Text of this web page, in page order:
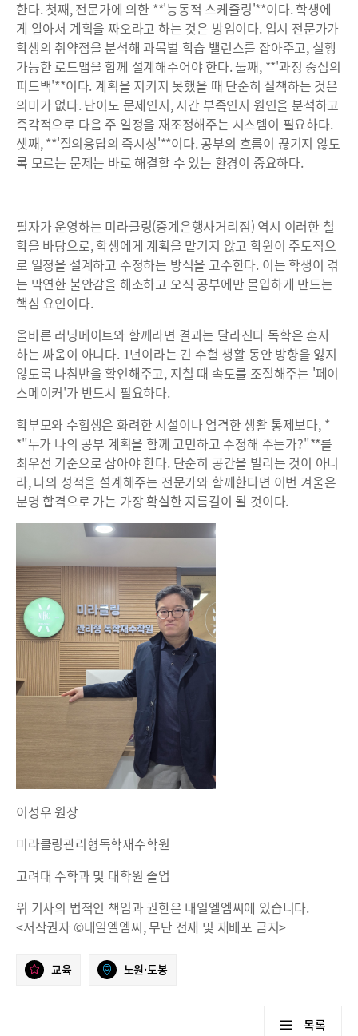
한다. 첫째, 전문가에 의한 **'능동적 스케줄링'**이다. 학생에
게 알아서 계획을 짜오라고 하는 것은 방임이다. 입시 전문가가
학생의 취약점을 분석해 과목별 학습 밸런스를 잡아주고, 실행
가능한 로드맵을 함께 설계해주어야 한다. 둘째, **'과정 중심의
피드백'**이다. 계획을 지키지 못했을 때 단순히 질책하는 것은
의미가 없다. 난이도 문제인지, 시간 부족인지 원인을 분석하고
즉각적으로 다음 주 일정을 재조정해주는 시스템이 필요하다.
셋째, **'질의응답의 즉시성'**이다. 공부의 흐름이 끊기지 않도
록 모르는 문제는 바로 해결할 수 있는 환경이 중요하다.
필자가 운영하는 미라클링(중계은행사거리점) 역시 이러한 철
학을 바탕으로, 학생에게 계획을 맡기지 않고 학원이 주도적으
로 일정을 설계하고 수정하는 방식을 고수한다. 이는 학생이 겪
는 막연한 불안감을 해소하고 오직 공부에만 몰입하게 만드는
핵심 요인이다.
올바른 러닝메이트와 함께라면 결과는 달라진다 독학은 혼자
하는 싸움이 아니다. 1년이라는 긴 수험 생활 동안 방향을 잃지
않도록 나침반을 확인해주고, 지칠 때 속도를 조절해주는 '페이
스메이커'가 반드시 필요하다.
학부모와 수험생은 화려한 시설이나 엄격한 생활 통제보다, *
*"누가 나의 공부 계획을 함께 고민하고 수정해 주는가?"**를
최우선 기준으로 삼아야 한다. 단순히 공간을 빌리는 것이 아니
라, 나의 성적을 설계해주는 전문가와 함께한다면 이번 겨울은
분명 합격으로 가는 가장 확실한 지름길이 될 것이다.
이성우 원장
미라클링관리형독학재수학원
고려대 수학과 및 대학원 졸업
위 기사의 법적인 책임과 권한은 내일엘엠씨에 있습니다.
<저작권자 ©내일엘엠씨, 무단 전재 및 재배포 금지>
교육 노원·도봉
목록